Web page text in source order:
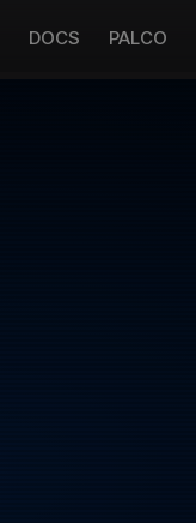
DOCS PALCO